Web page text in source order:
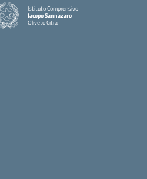
Istituto Comprensivo
Jacopo Sannazaro
Oliveto Citra